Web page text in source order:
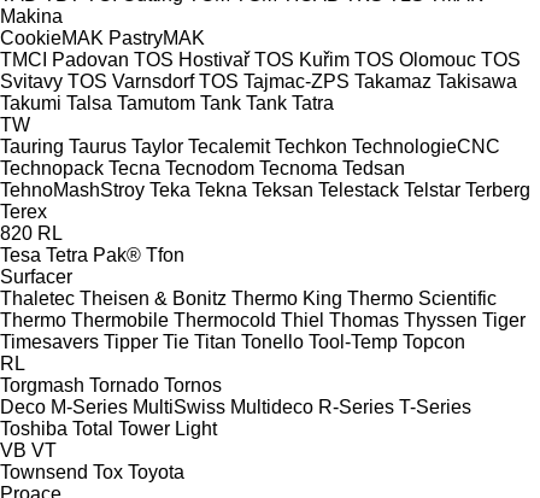
Makina
CookieMAK PastryMAK
TMCI Padovan TOS Hostivař TOS Kuřim TOS Olomouc TOS
Svitavy TOS Varnsdorf TOS Tajmac-ZPS Takamaz Takisawa
Takumi Talsa Tamutom Tank Tank Tatra
TW
Tauring Taurus Taylor Tecalemit Techkon TechnologieCNC
Technopack Tecna Tecnodom Tecnoma Tedsan
TehnoMashStroy Teka Tekna Teksan Telestack Telstar Terberg
Terex
820 RL
Tesa Tetra Pak® Tfon
Surfacer
Thaletec Theisen & Bonitz Thermo King Thermo Scientific
Thermo Thermobile Thermocold Thiel Thomas Thyssen Tiger
Timesavers Tipper Tie Titan Tonello Tool-Temp Topcon
RL
Torgmash Tornado Tornos
Deco M-Series MultiSwiss Multideco R-Series T-Series
Toshiba Total Tower Light
VB VT
Townsend Tox Toyota
Proace